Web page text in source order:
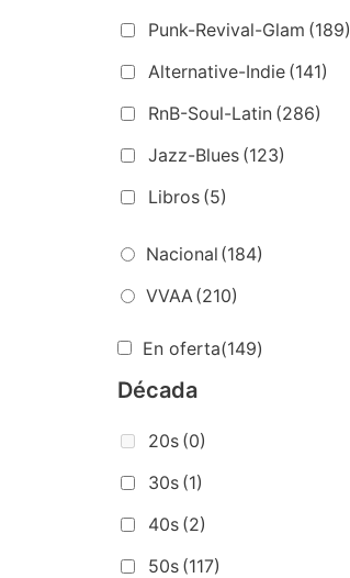
Punk-Revival-Glam (189)
Alternative-Indie (141)
RnB-Soul-Latin (286)
Jazz-Blues (123)
Libros (5)
Nacional (184)
VVAA(210)
En oferta(149)
Década
20s (0)
30s (1)
40s (2)
50s (117)